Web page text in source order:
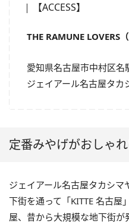
【ACCESS】
THE RAMUNE LOVERS
愛知県名古屋市中村区名
ジェイアール名古屋タカ
定番みやげがおしゃ
ジェイアール名古屋タカシ
下街を通って「KITTE 名古屋
屋、昔から大規模な地下街